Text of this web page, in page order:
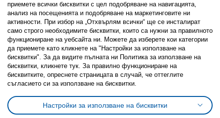
Последвайте ни:
FacebookTwitterYoutubePinterestInstagram
Политика за използване на бисквитки (Cookies)
Избор на настройки за използване на бисквитки
Условия за ползване на ikea.bgОбща политика за личните данни
приемете всички бисквитки с цел подобряване на навигацията,
анализ на посещенията и подобряване на маркетинговите ни
активности. При избор на „Отхвърлям всички“ ще се инсталират
само строго необходимитe бисквитки, които са нужни за правилното
функциониране на уебсайта ни. Можете да изберете кои категории
да приемете като кликнете на "Настройки за използване на
бисквитки". За да видите пълната ни Политика за използване на
бисквитки, кликнете тук. За правилно функциониране на
бисквитките, опреснете страницата в случай, че оттеглите
съгласието си за използване на бисквитки.
Настройки за използване на бисквитки